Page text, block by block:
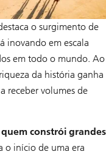
o surgimento de
inovando em escala
em todo o mundo. Ao
da história ganha
receber volumes de
constrói grandes
o início de uma era